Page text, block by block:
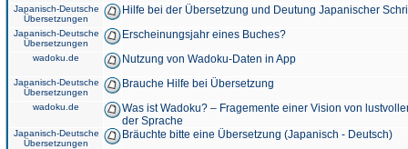
Japanisch-Deutsche
Übersetzungen
Hilfe bei der Übersetzung und Deutung Japanischer
Japanisch-Deutsche
Übersetzungen
Erscheinungsjahr eines Buches?
wadoku.de Nutzung von Wadoku-Daten in App
Japanisch-Deutsche
Übersetzungen
Brauche Hilfe bei Übersetzung
wadoku.de
Was ist Wadoku? – Fragemente einer Vision von
der Sprache
Japanisch-Deutsche
Übersetzungen
Bräuchte bitte eine Übersetzung (Japanisch - Deutsch)